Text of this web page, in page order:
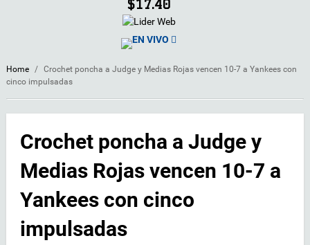
$17.40
EN VIVO
Home / Crochet poncha a Judge y Medias Rojas vencen 10-7 a Yankees con
cinco impulsadas
Crochet poncha a Judge y
Medias Rojas vencen 10-7 a
Yankees con cinco
impulsadas